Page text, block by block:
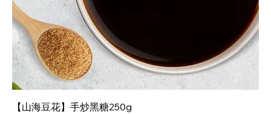
【山海豆花】手炒黑糖250g